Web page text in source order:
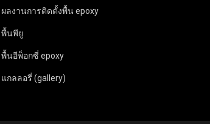
ผลงานการติดตั้งพื้น epoxy
พื้นพียู
พื้นอีพ็อกซี่ epoxy
แกลลอรี่ (gallery)